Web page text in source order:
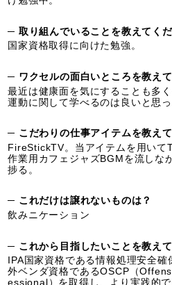
─ 取り組んでいることを教えてくだ
国家資格取得に向けた勉強。
─ ワクセルの面白いところを教えて
最近は健康面を気にすることも多
運動に関して学べるのは良いと思っ
─ こだわりの仕事アイテムを教えて
FireStickTV。当アイテムを用いて
作業用カフェジャズBGMを流しな
捗る。
─ これだけは譲れないものは？
飲みニケーション
─ これから目指したいことを教えて
IPA国家資格である情報処理安全
外ベンダ資格であるOSCP（
essional）を取得し、より実践的